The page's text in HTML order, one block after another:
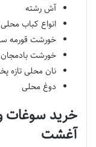
آش رشته
انواع کباب
خورشت قورمه
خورشت
نان محلی تازه
دوغ محلی
خرید سوغات
آغشت